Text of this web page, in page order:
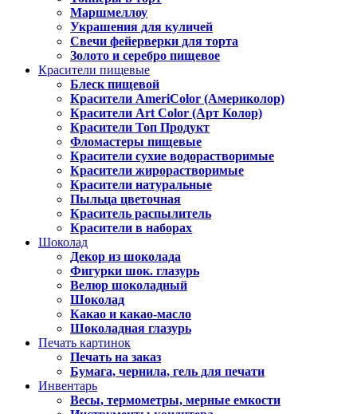
Маршмеллоу
Украшения для куличей
Свечи фейерверки для торта
Золото и серебро пищевое
Красители пищевые
Блеск пищевой
Красители AmeriColor (Америколор)
Красители Art Color (Арт Колор)
Красители Топ Продукт
Фломастеры пищевые
Красители сухие водорастворимые
Красители жирорастворимые
Красители натуральные
Пыльца цветочная
Краситель распылитель
Красители в наборах
Шоколад
Декор из шоколада
Фигурки шок. глазурь
Велюр шоколадный
Шоколад
Какао и какао-масло
Шоколадная глазурь
Печать картинок
Печать на заказ
Бумага, чернила, гель для печати
Инвентарь
Весы, термометры, мерные емкости